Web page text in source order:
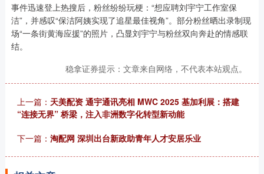
事件迅速登上热搜后，粉丝纷纷玩梗：“想应聘刘宇宁工作室保
洁”，并感叹“保洁阿姨实现了追星最佳视角”。部分粉丝晒出录制现
场“一条街黄海应援”的照片，凸显刘宇宁与粉丝双向奔赴的情感联
结。
稳拿证券提示：文章来自网络，不代表本站观点。
上一篇： 天美配资 通宇通讯亮相 MWC 2025 基加利展：搭建
“连接无界” 桥梁，注入非洲数字化转型新动能
下一篇： 淘配网 深圳出台新政助青年人才安居乐业